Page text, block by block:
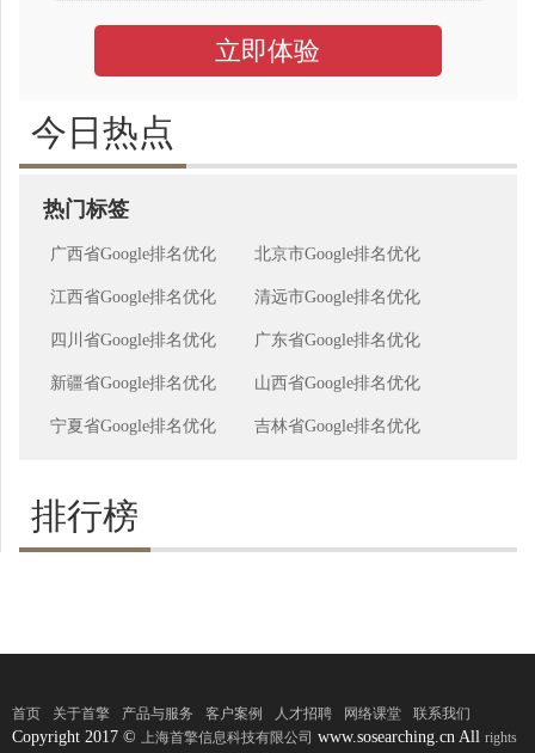
立即体验
今日热点
热门标签
广西省Google排名优化 北京市Google排名优化
江西省Google排名优化 清远市Google排名优化
四川省Google排名优化 广东省Google排名优化
新疆省Google排名优化 山西省Google排名优化
宁夏省Google排名优化 吉林省Google排名优化
排行榜
首页 关于首擎 产品与服务 客户案例 人才招聘 网络课堂 联系我们
Copyright 2017 © 上海首擎信息科技有限公司 www.sosearching.cn All rights